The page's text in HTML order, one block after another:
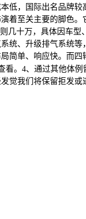
低，国际出名品牌
着至关主要的脚色。
几十万，具体因车
统、升级排气系统
简单、响应快。而
。4、通过其他体
觉我们将保留拒发或